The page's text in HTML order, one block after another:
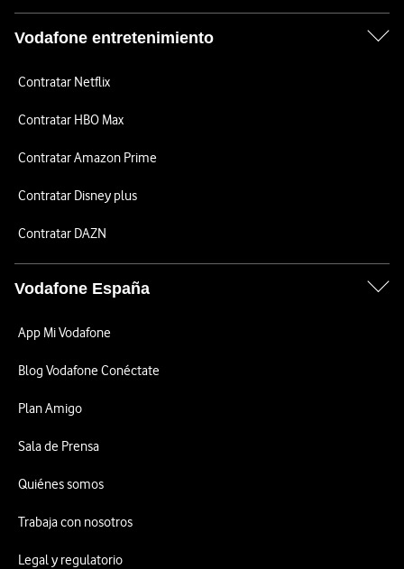
Vodafone entretenimiento
Contratar Netflix
Contratar HBO Max
Contratar Amazon Prime
Contratar Disney plus
Contratar DAZN
Vodafone España
App Mi Vodafone
Blog Vodafone Conéctate
Plan Amigo
Sala de Prensa
Quiénes somos
Trabaja con nosotros
Legal y regulatorio